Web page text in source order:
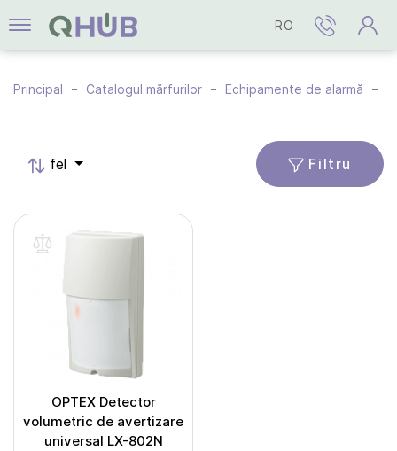
RO
Principal Catalogul mărfurilor Echipamente de alarmă
fel Filtru
OPTEX Detector
volumetric de avertizare
universal LX-802N